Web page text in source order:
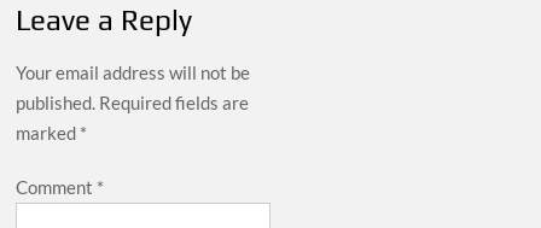
Leave a Reply
Your email address will not be
published. Required fields are
marked *
Comment *